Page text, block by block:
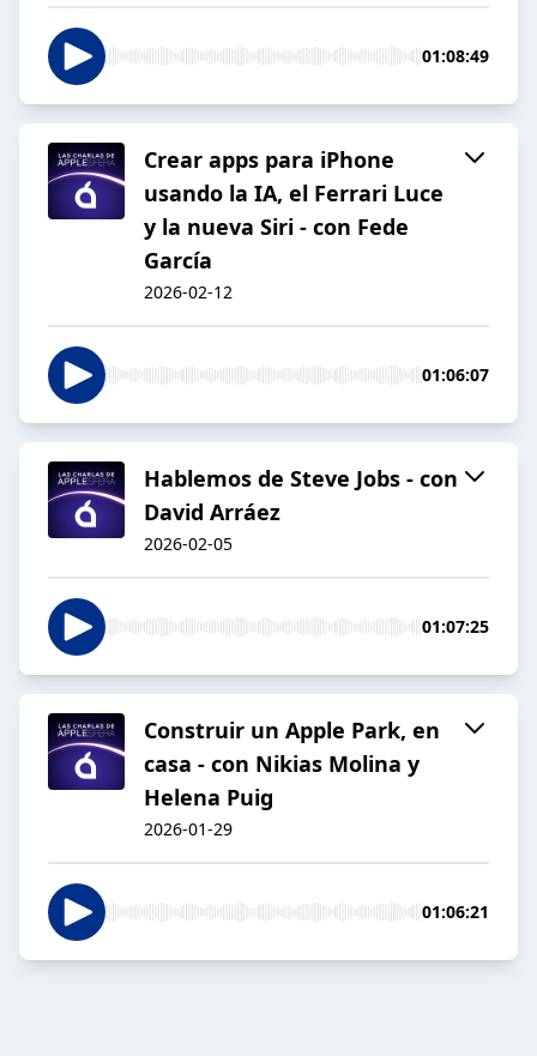
01:08:49
Crear apps para iPhone
usando la IA, el Ferrari Luce
y la nueva Siri - con Fede
García
2026-02-12
01:06:07
Hablemos de Steve Jobs - con
David Arráez
2026-02-05
01:07:25
Construir un Apple Park, en
casa - con Nikias Molina y
Helena Puig
2026-01-29
01:06:21